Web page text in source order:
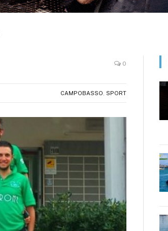
0
CAMPOBASSO SPORT